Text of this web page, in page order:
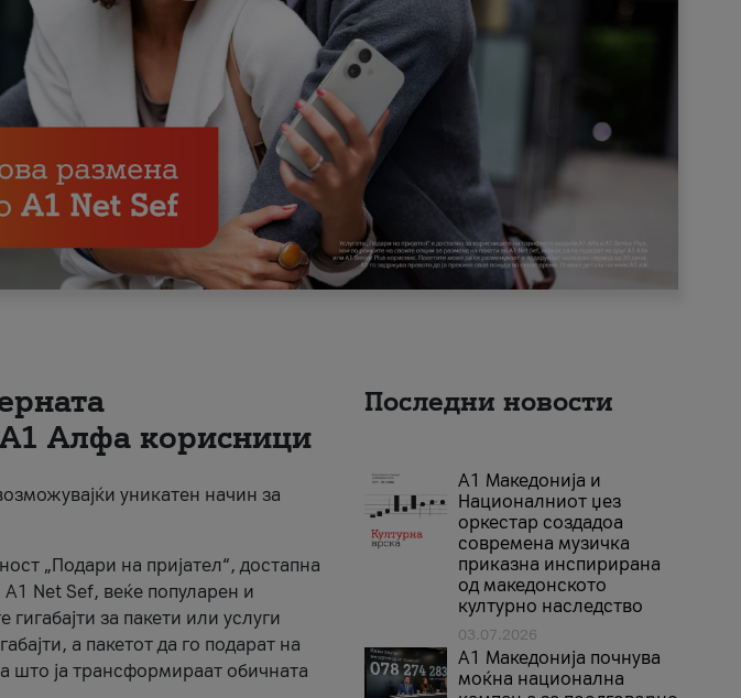
Алфа корисници
уникатен начин за
„Подари на пријател“, достапна
Net Sef, веќе популарен и
за пакети или услуги
а пакетот да го подарат на
што ја трансформираат обичната
Последни новости
А1 Македонија и
Националниот џез
оркестар создадоа
современа музичка
приказна инспирирана
од македонското
културно наследство
03.07.2026
A1 Македонија почнува
моќна национална